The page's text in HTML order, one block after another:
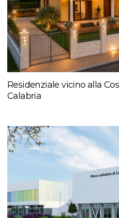
Residenziale vicino alla
Calabria